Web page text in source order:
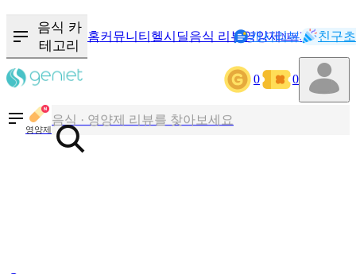
음식 카
테고리
홈커뮤니티 헬시딜음식 리뷰영양제NEW기록
캐시리뷰 친구
0 0
영양제
칼로리와 영양성분을 검색해보세요
혈당 · 다이어트 음식 검색해보세요